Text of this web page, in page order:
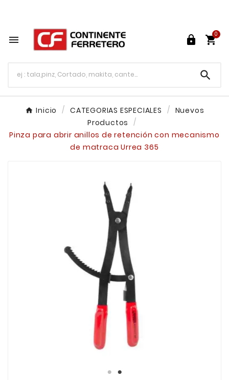
  
0

Inicio CATEGORIAS ESPECIALES
Nuevos
Productos
Pinza para abrir anillos de retención con mecanismo
de matraca Urrea 365